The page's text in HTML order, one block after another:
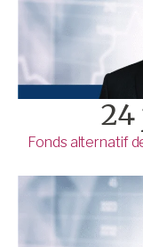
Fonds alternatif